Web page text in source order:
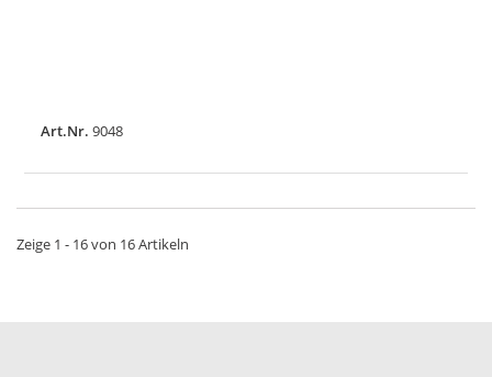
Art.Nr. 9048
Zeige 1 - 16 von 16 Artikeln